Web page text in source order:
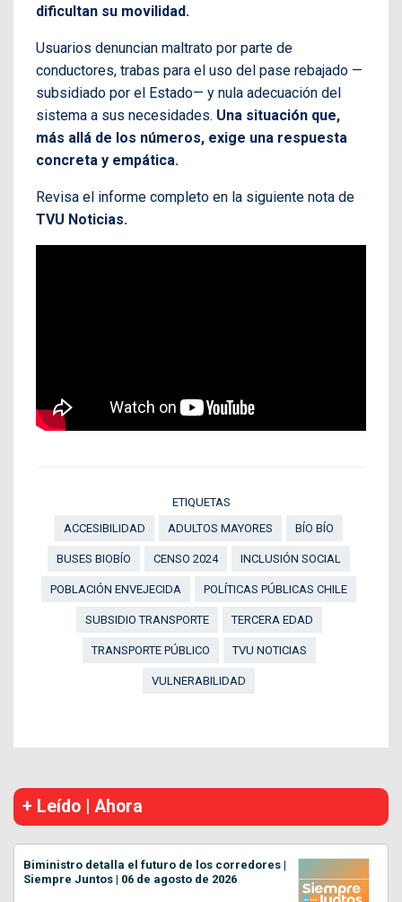
dificultan su movilidad.
Usuarios denuncian maltrato por parte de
conductores, trabas para el uso del pase rebajado —
subsidiado por el Estado— y nula adecuación del
sistema a sus necesidades. Una situación que,
más allá de los números, exige una respuesta
concreta y empática.
Revisa el informe completo en la siguiente nota de
TVU Noticias.
ETIQUETAS
ACCESIBILIDAD
ADULTOS MAYORES BÍO BÍO
BUSES BIOBÍO CENSO 2024 INCLUSIÓN SOCIAL
POBLACIÓN ENVEJECIDA POLÍTICAS PÚBLICAS CHILE
SUBSIDIO TRANSPORTE TERCERA EDAD
TRANSPORTE PÚBLICO TVU NOTICIAS
VULNERABILIDAD
+ Leído | Ahora
Biministro detalla el futuro de los corredores |
Siempre Juntos | 06 de agosto de 2026